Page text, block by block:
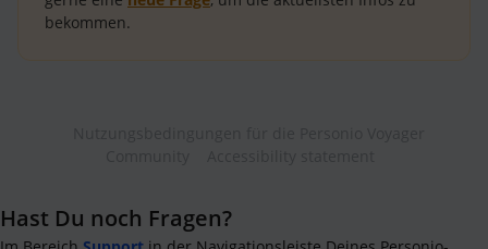
bekommen.
Hast Du noch Fragen?